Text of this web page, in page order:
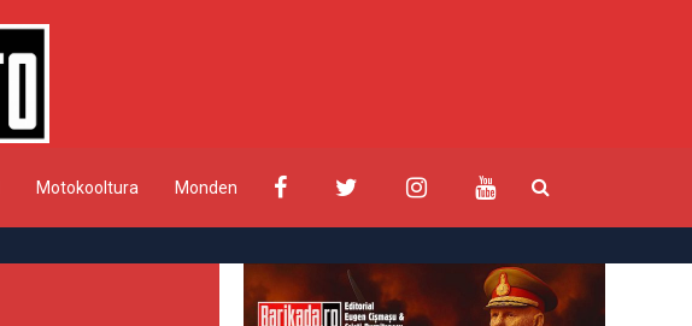
Motokooltura Monden